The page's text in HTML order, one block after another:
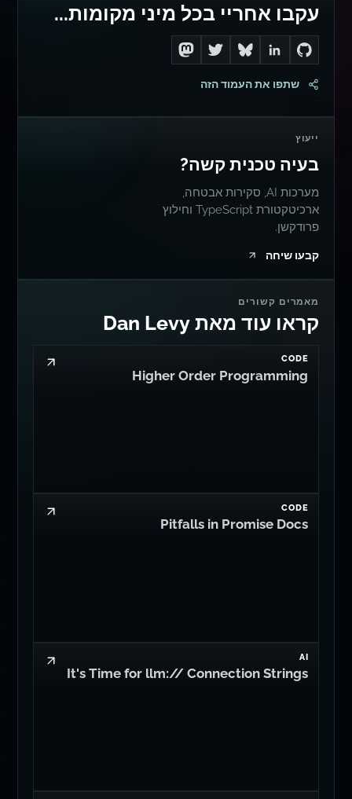
עקבו אחריי בכל מיני מקומות...
Go to Dan's GitHub
Connect with me on LinkedIn
Follow me on Bluesky
Follow me on Twitter
Follow me on Mastodon
שתפו את העמוד הזה
ייעוץ
בעיה טכנית קשה?
מערכות AI, סקירות אבטחה,
ארכיטקטורת TypeScript וחילוץ
פרודקשן.
קבעו שיחה
מאמרים קשורים
קראו עוד מאת Dan Levy
CODE
Higher Order Programming
CODE
Pitfalls in Promise Docs
AI
It's Time for llm:// Connection Strings